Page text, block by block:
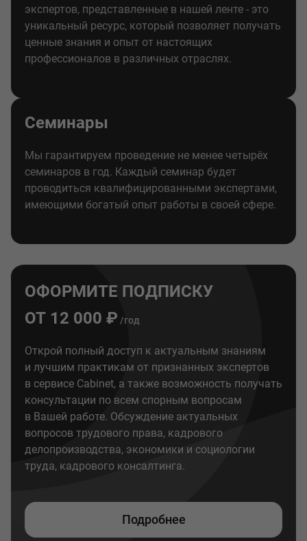
экспертов, представленные в нашей ленте - это
уникальный ресурс, который позволяет получать
ценные знания и опыт от настоящих
профессионалов в различных отраслях.
Семинары
Мы гарантируем проведение не менее четырёх
семинаров в год. Каждый семинар будет
проводиться квалифицированными экспертами,
имеющими богатый опыт работы в своей сфере.
ОФОРМИТЕ ПОДПИСКУ
ОТ 12 000 ₽ /год
Открой полный доступ к актуальным знаниям
и лучшим практикам от признанных экспертов
в сервисе Cabinet, а также возможность получать
консультации по всем спорным вопросам
в Вашей работе. Обсуждение актуальных
вопросов трудового права, кадрового
делопроизводства, экономики и социологии
труда, кадрового консалтинга.
Подробнее